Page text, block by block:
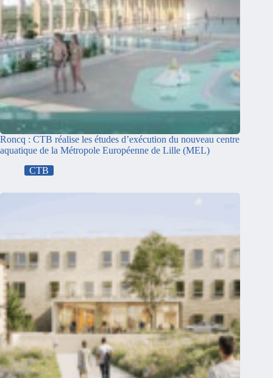
Roncq : CTB réalise les études d’exécution du nouveau centre
aquatique de la Métropole Européenne de Lille (MEL)
CTB